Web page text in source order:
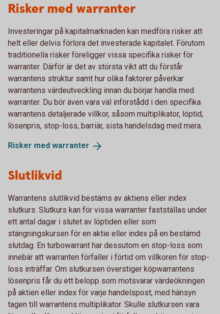
Risker med warranter
Investeringar på kapitalmarknaden kan medföra risker att
helt eller delvis förlora det investerade kapitalet. Förutom
traditionella risker föreligger vissa specifika risker för
warranter. Därför är det av största vikt att du förstår
warrantens struktur samt hur olika faktorer påverkar
warrantens värdeutveckling innan du börjar handla med
warranter. Du bör även vara väl införstådd i den specifika
warrantens detaljerade villkor, såsom multiplikator, löptid,
lösenpris, stop-loss, barriär, sista handelsdag med mera.
Risker med warranter
Slutlikvid
Warrantens slutlikvid bestäms av aktiens eller index
slutkurs. Slutkurs kan för vissa warranter fastställas under
ett antal dagar i slutet av löptiden eller som
stängningskursen för en aktie eller index på en bestämd
slutdag. En turbowarrant har dessutom en stop-loss som
innebär att warranten förfaller i förtid om villkoren för stop-
loss inträffar. Om slutkursen överstiger köpwarrantens
lösenpris får du ett belopp som motsvarar värdeökningen
på aktien eller index för varje handelspost, med hänsyn
tagen till warrantens multiplikator. Skulle slutkursen vara